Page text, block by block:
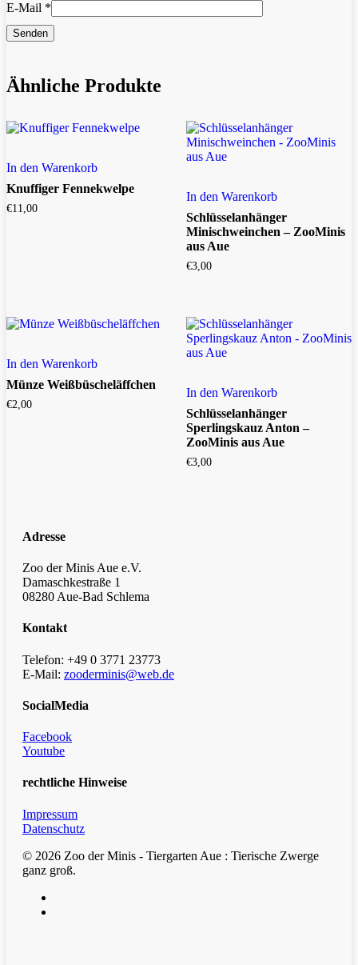
E-Mail *
Ähnliche Produkte
In den Warenkorb
Knuffiger Fennekwelpe
€11,00
In den Warenkorb
Schlüsselanhänger
Minischweinchen – ZooMinis
aus Aue
€3,00
In den Warenkorb
Münze Weißbüscheläffchen
€2,00
In den Warenkorb
Schlüsselanhänger
Sperlingskauz Anton –
ZooMinis aus Aue
€3,00
Adresse
Zoo der Minis Aue e.V.
Damaschkestraße 1
08280 Aue-Bad Schlema
Kontakt
Telefon: +49 0 3771 23773
E-Mail: zooderminis@web.de
SocialMedia
Facebook
Youtube
rechtliche Hinweise
Impressum
Datenschutz
© 2026 Zoo der Minis - Tiergarten Aue : Tierische Zwerge
ganz groß.